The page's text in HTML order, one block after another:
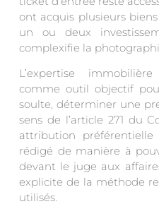
ont acquis plusieurs
un ou deux
complexifie la
L’expertise
comme outil objectif
soulte, déterminer une
sens de l’article 271 du
attribution
rédigé de manière à
devant le juge aux
explicite de la méthode
utilisés.